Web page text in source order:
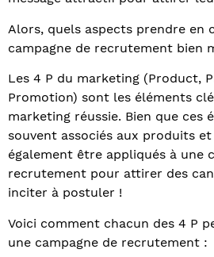
Alors, quels aspects prendre en
campagne de recrutement bien
Les 4 P du marketing (Product,
Promotion) sont les éléments
marketing réussie. Bien que ces
souvent associés aux produits
également être appliqués à une
recrutement pour attirer des
inciter à postuler !
Voici comment chacun des 4 P
une campagne de recrutement :